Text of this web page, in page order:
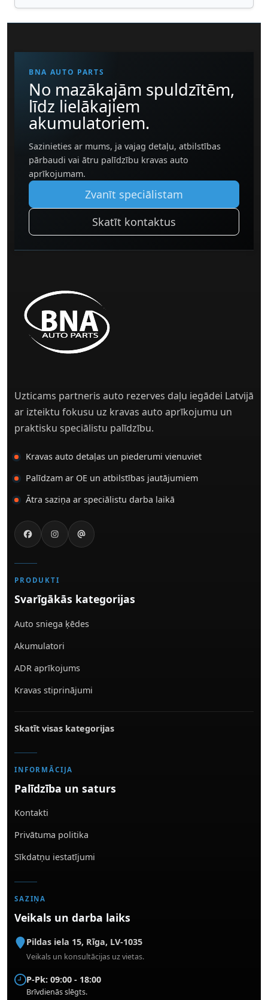
BNA AUTO PARTS
No mazākajām spuldzītēm,
līdz lielākajiem
akumulatoriem.
Sazinieties ar mums, ja vajag detaļu, atbilstības
pārbaudi vai ātru palīdzību kravas auto
aprīkojumam.
Zvanīt speciālistam
Skatīt kontaktus
Uzticams partneris auto rezerves daļu iegādei Latvijā
ar izteiktu fokusu uz kravas auto aprīkojumu un
praktisku speciālistu palīdzību.
Kravas auto detaļas un piederumi vienuviet
Palīdzam ar OE un atbilstības jautājumiem
Ātra saziņa ar speciālistu darba laikā
PRODUKTI
Svarīgākās kategorijas
Auto sniega ķēdes
Akumulatori
ADR aprīkojums
Kravas stiprinājumi
Skatīt visas kategorijas
INFORMĀCIJA
Palīdzība un saturs
Kontakti
Privātuma politika
Sīkdatņu iestatījumi
SAZIŅA
Veikals un darba laiks
Pildas iela 15, Rīga, LV-1035
Veikals un konsultācijas uz vietas.
P-Pk: 09:00 - 18:00
Brīvdienās slēgts.